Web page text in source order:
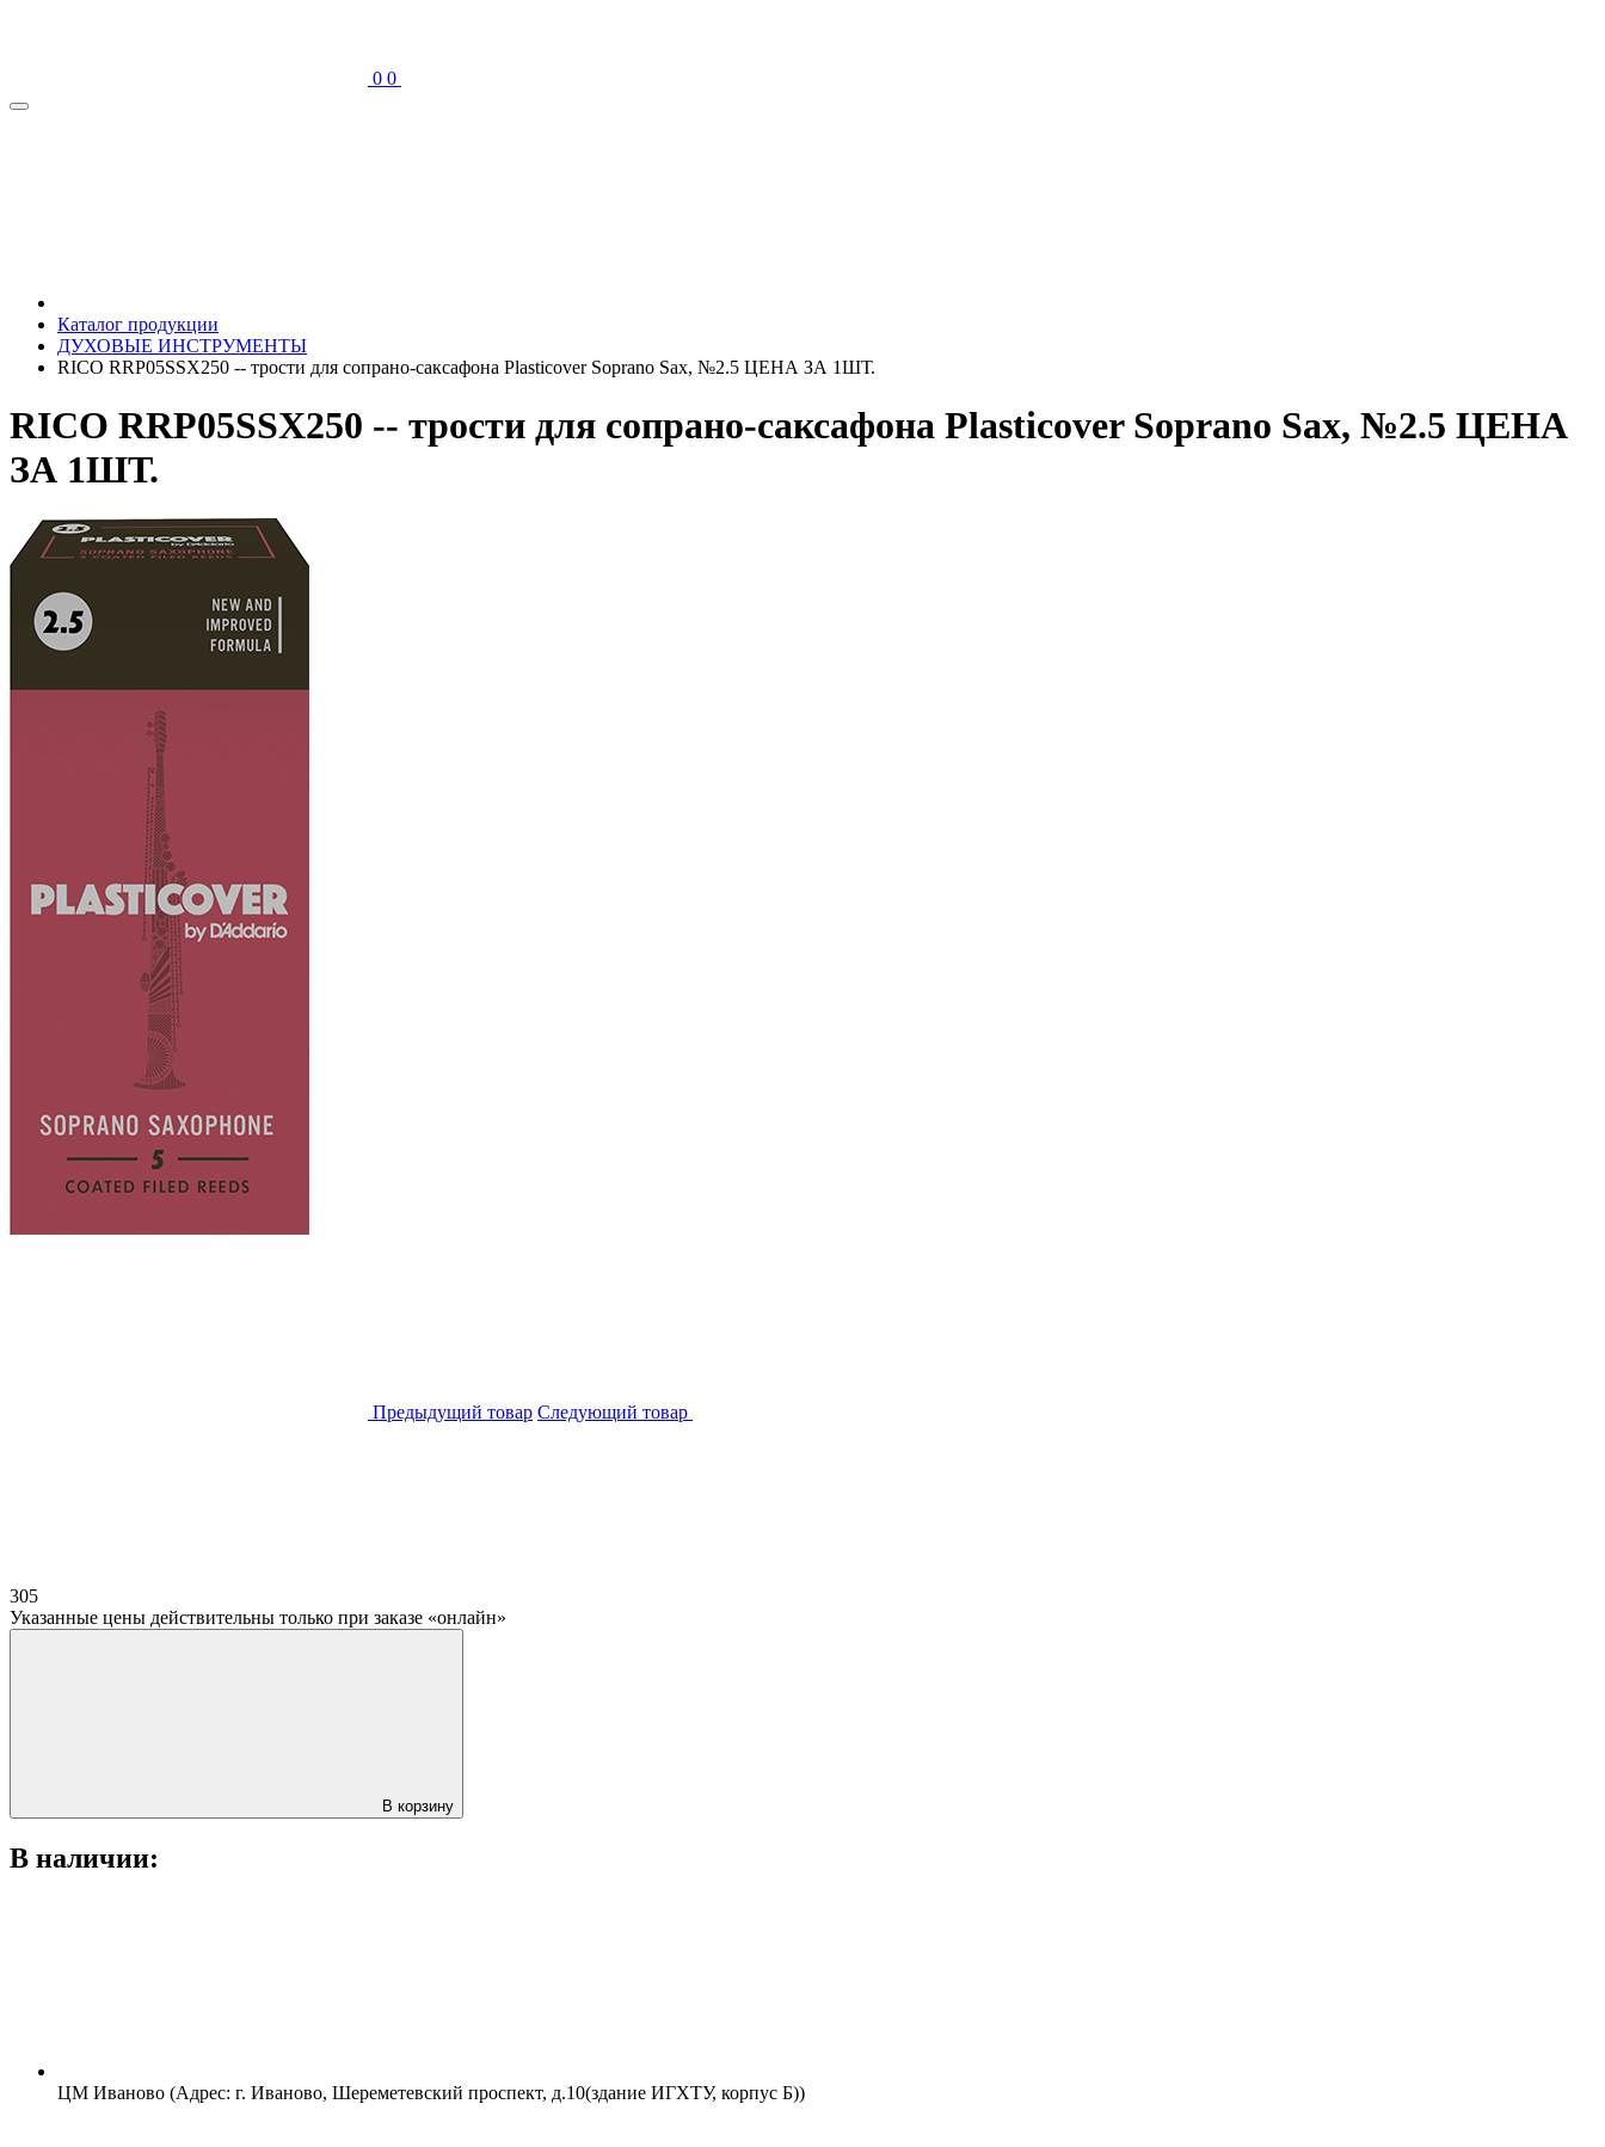
0 0
Каталог продукции
ДУХОВЫЕ ИНСТРУМЕНТЫ
RICO RRP05SSX250 -- трости для сопрано-саксафона Plasticover Soprano Sax, №2.5 ЦЕНА ЗА 1ШТ.
RICO RRP05SSX250 -- трости для сопрано-саксафона Plasticover Soprano Sax, №2.5 ЦЕНА
ЗА 1ШТ.
Предыдущий товар Следующий товар
305
Указанные цены действительны только при заказе «онлайн»
В корзину
В наличии:
ЦМ Иваново (Адрес: г. Иваново, Шереметевский проспект, д.10(здание ИГХТУ, корпус Б))